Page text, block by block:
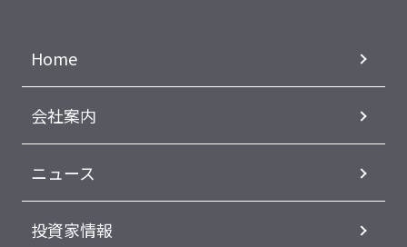
Home
会社案内
ニュース
投資家情報